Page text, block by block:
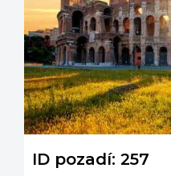
ID pozadí: 257